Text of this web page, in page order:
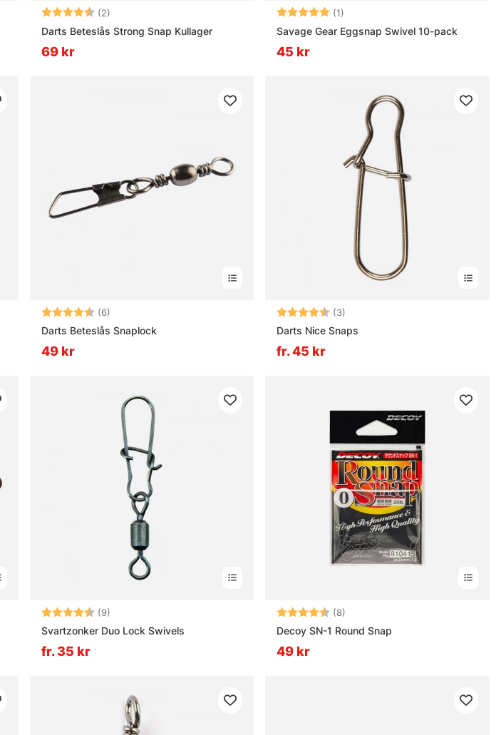
Betyg: (2)
Darts Beteslås Strong Snap Kullager
69 kr
Betyg: (1)
Savage Gear Eggsnap Swivel 10-pack
45 kr
Betyg: (6)
Darts Beteslås Snaplock
49 kr
Betyg: (3)
Darts Nice Snaps
fr. 45 kr
Betyg: (9)
Svartzonker Duo Lock Swivels
fr. 35 kr
Betyg: (8)
Decoy SN-1 Round Snap
49 kr